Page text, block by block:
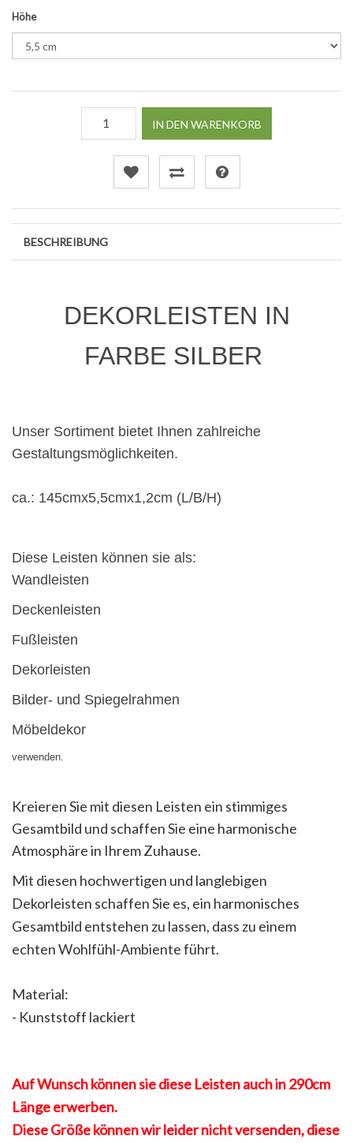
Höhe
IN DEN WARENKORB
BESCHREIBUNG
DEKORLEISTEN IN
FARBE SILBER
Unser Sortiment bietet Ihnen zahlreiche
Gestaltungsmöglichkeiten.
ca.: 145cmx5,5cmx1,2cm (L/B/H)
Diese Leisten können sie als:
Wandleisten
Deckenleisten
Fußleisten
Dekorleisten
Bilder- und Spiegelrahmen
Möbeldekor
verwenden.
Kreieren Sie mit diesen Leisten ein stimmiges
Gesamtbild und schaffen Sie eine harmonische
Atmosphäre in Ihrem Zuhause.
Mit diesen hochwertigen und langlebigen
Dekorleisten schaffen Sie es, ein harmonisches
Gesamtbild entstehen zu lassen, dass zu einem
echten Wohlfühl-Ambiente führt.
Material:
- Kunststoff lackiert
Auf Wunsch können sie diese Leisten auch in 290cm
Länge erwerben.
Diese Größe können wir leider nicht versenden, diese